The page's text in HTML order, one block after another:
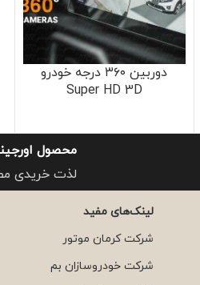
دوربین ۳۶۰ درجه خودرو
Super HD 3D
محصول
لذت خریدی
لینک‌های مفید
شرکت کرمان موتور
شرکت خودروسازان بم